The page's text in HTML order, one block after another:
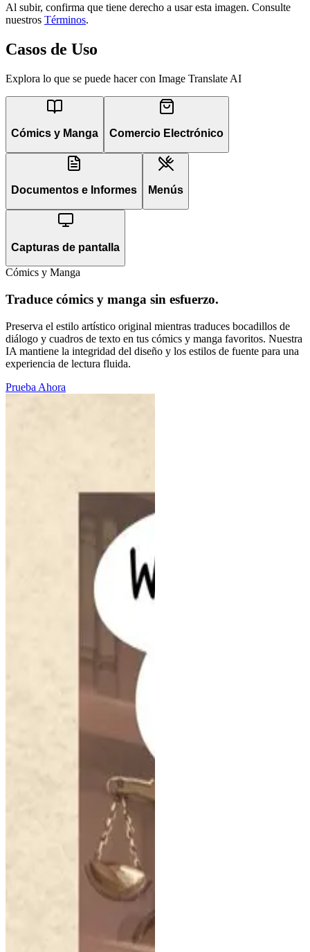
Al subir, confirma que tiene derecho a usar esta imagen. Consulte
nuestros Términos.
Casos de Uso
Explora lo que se puede hacer con Image Translate AI
Cómics y Manga Comercio Electrónico
Documentos e Informes Menús
Capturas de pantalla
Cómics y Manga
Traduce cómics y manga sin esfuerzo.
Preserva el estilo artístico original mientras traduces bocadillos de
diálogo y cuadros de texto en tus cómics y manga favoritos. Nuestra
IA mantiene la integridad del diseño y los estilos de fuente para una
experiencia de lectura fluida.
Prueba Ahora